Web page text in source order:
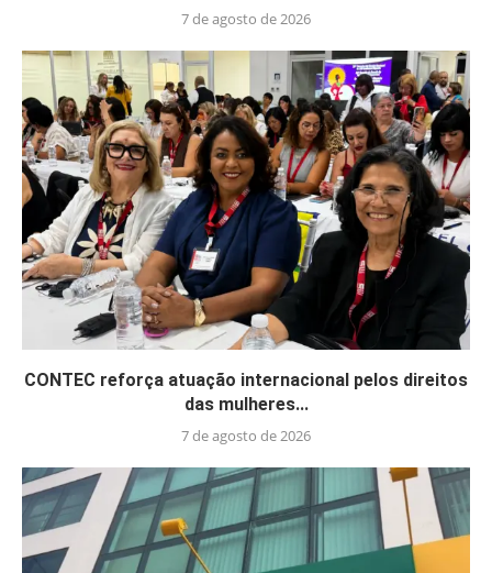
7 de agosto de 2026
CONTEC reforça atuação internacional pelos direitos
das mulheres...
7 de agosto de 2026